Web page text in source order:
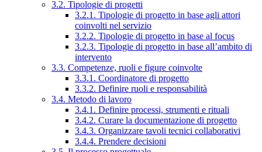
3.2. Tipologie di progetti
3.2.1. Tipologie di progetto in base agli attori
coinvolti nel servizio
3.2.2. Tipologie di progetto in base al focus
3.2.3. Tipologie di progetto in base all’ambito di
intervento
3.3. Competenze, ruoli e figure coinvolte
3.3.1. Coordinatore di progetto
3.3.2. Definire ruoli e responsabilità
3.4. Metodo di lavoro
3.4.1. Definire processi, strumenti e rituali
3.4.2. Curare la documentazione di progetto
3.4.3. Organizzare tavoli tecnici collaborativi
3.4.4. Prendere decisioni